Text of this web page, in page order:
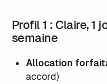
Profil 1 : Claire, 1
semaine
Allocation
accord)